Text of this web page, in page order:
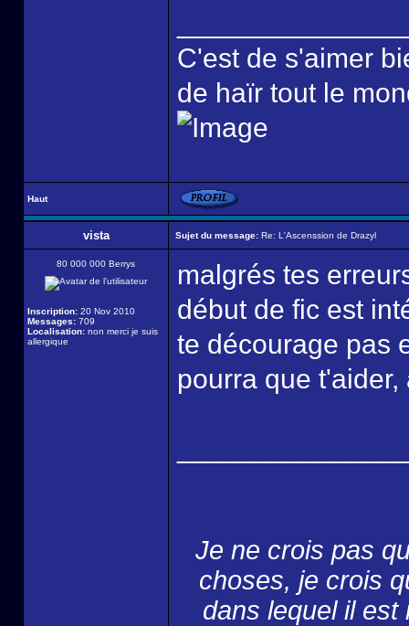
C'est de s'aimer
de haïr tout le
Haut
vista Sujet du message: Re: L'Ascenssion de Drazyl
80 000 000 Berrys
Inscription: 20 Nov 2010
Messages: 709
Localisation: non merci je suis
allergique
malgrés tes
début de fic est
te décourage pas
pourra que
Je ne crois pas
choses, je crois
dans lequel il est